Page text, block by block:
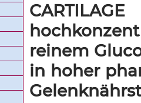
reinem
in hoher